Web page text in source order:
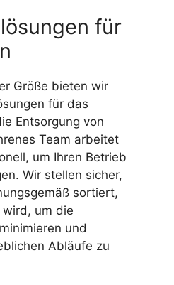
für
Größe bieten wir
für das
Entsorgung von
Team arbeitet
um Ihren Betrieb
Wir stellen sicher,
sortiert,
um die
und
Abläufe zu